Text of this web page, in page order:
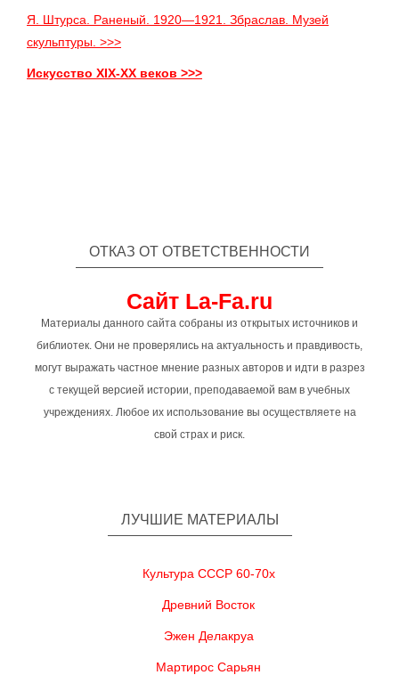
Я. Штурса. Раненый. 1920—1921. Збраслав. Музей
скульптуры. >>>
Искусство XIX-XX веков >>>
ОТКАЗ ОТ ОТВЕТСТВЕННОСТИ
Сайт La-Fa.ru
Материалы данного сайта собраны из открытых источников и
библиотек. Они не проверялись на актуальность и правдивость,
могут выражать частное мнение разных авторов и идти в разрез
с текущей версией истории, преподаваемой вам в учебных
учреждениях. Любое их использование вы осуществляете на
свой страх и риск.
ЛУЧШИЕ МАТЕРИАЛЫ
Культура СССР 60-70х
Древний Восток
Эжен Делакруа
Мартирос Сарьян